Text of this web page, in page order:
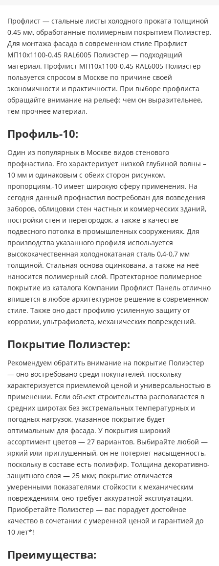
Профлист — стальные листы холодного проката толщиной
0.45 мм, обработанные полимерным покрытием Полиэстер.
Для монтажа фасада в современном стиле Профлист
МП10х1100-0.45 RAL6005 Полиэстер — подходящий
материал. Профлист МП10х1100-0.45 RAL6005 Полиэстер
пользуется спросом в Москве по причине своей
экономичности и практичности. При выборе профлиста
обращайте внимание на рельеф: чем он выразительнее,
тем прочнее материал.
Профиль-10:
Один из популярных в Москве видов стенового
профнастила. Его характеризует низкой глубиной волны –
10 мм и одинаковым с обеих сторон рисунком.
пропорциям,-10 имеет широкую сферу применения. На
сегодня данный профнастил востребован для возведения
заборов, облицовки стен частных и коммерческих зданий,
постройки стен и перегородок, а также в качестве
подвесного потолка в промышленных сооружениях. Для
производства указанного профиля используется
высококачественная холоднокатаная сталь 0,4-0,7 мм
толщиной. Стальная основа оцинкована, а также на неё
наносится полимерный слой. Протекторное полимерное
покрытие из каталога Компании Профлист Панель отлично
впишется в любое архитектурное решение в современном
стиле. Также оно даст профилю усиленную защиту от
коррозии, ультрафиолета, механических повреждений.
Покрытие Полиэстер:
Рекомендуем обратить внимание на покрытие Полиэстер
— оно востребовано среди покупателей, поскольку
характеризуется приемлемой ценой и универсальностью в
применении. Если объект строительства располагается в
средних широтах без экстремальных температурных и
погодных нагрузок, указанное покрытие будет
оптимальным для фасада. У покрытия широкий
ассортимент цветов — 27 вариантов. Выбирайте любой —
яркий или приглушённый, он не потеряет насыщенность,
поскольку в составе есть полиэфир. Толщина декоративно-
защитного слоя — 25 мкм; покрытие отличается
умеренными показателями стойкости к механическим
повреждениям, оно требует аккуратной эксплуатации.
Приобретайте Полиэстер — вас порадует достойное
качество в сочетании с умеренной ценой и гарантией до
10 лет*!
Преимущества: